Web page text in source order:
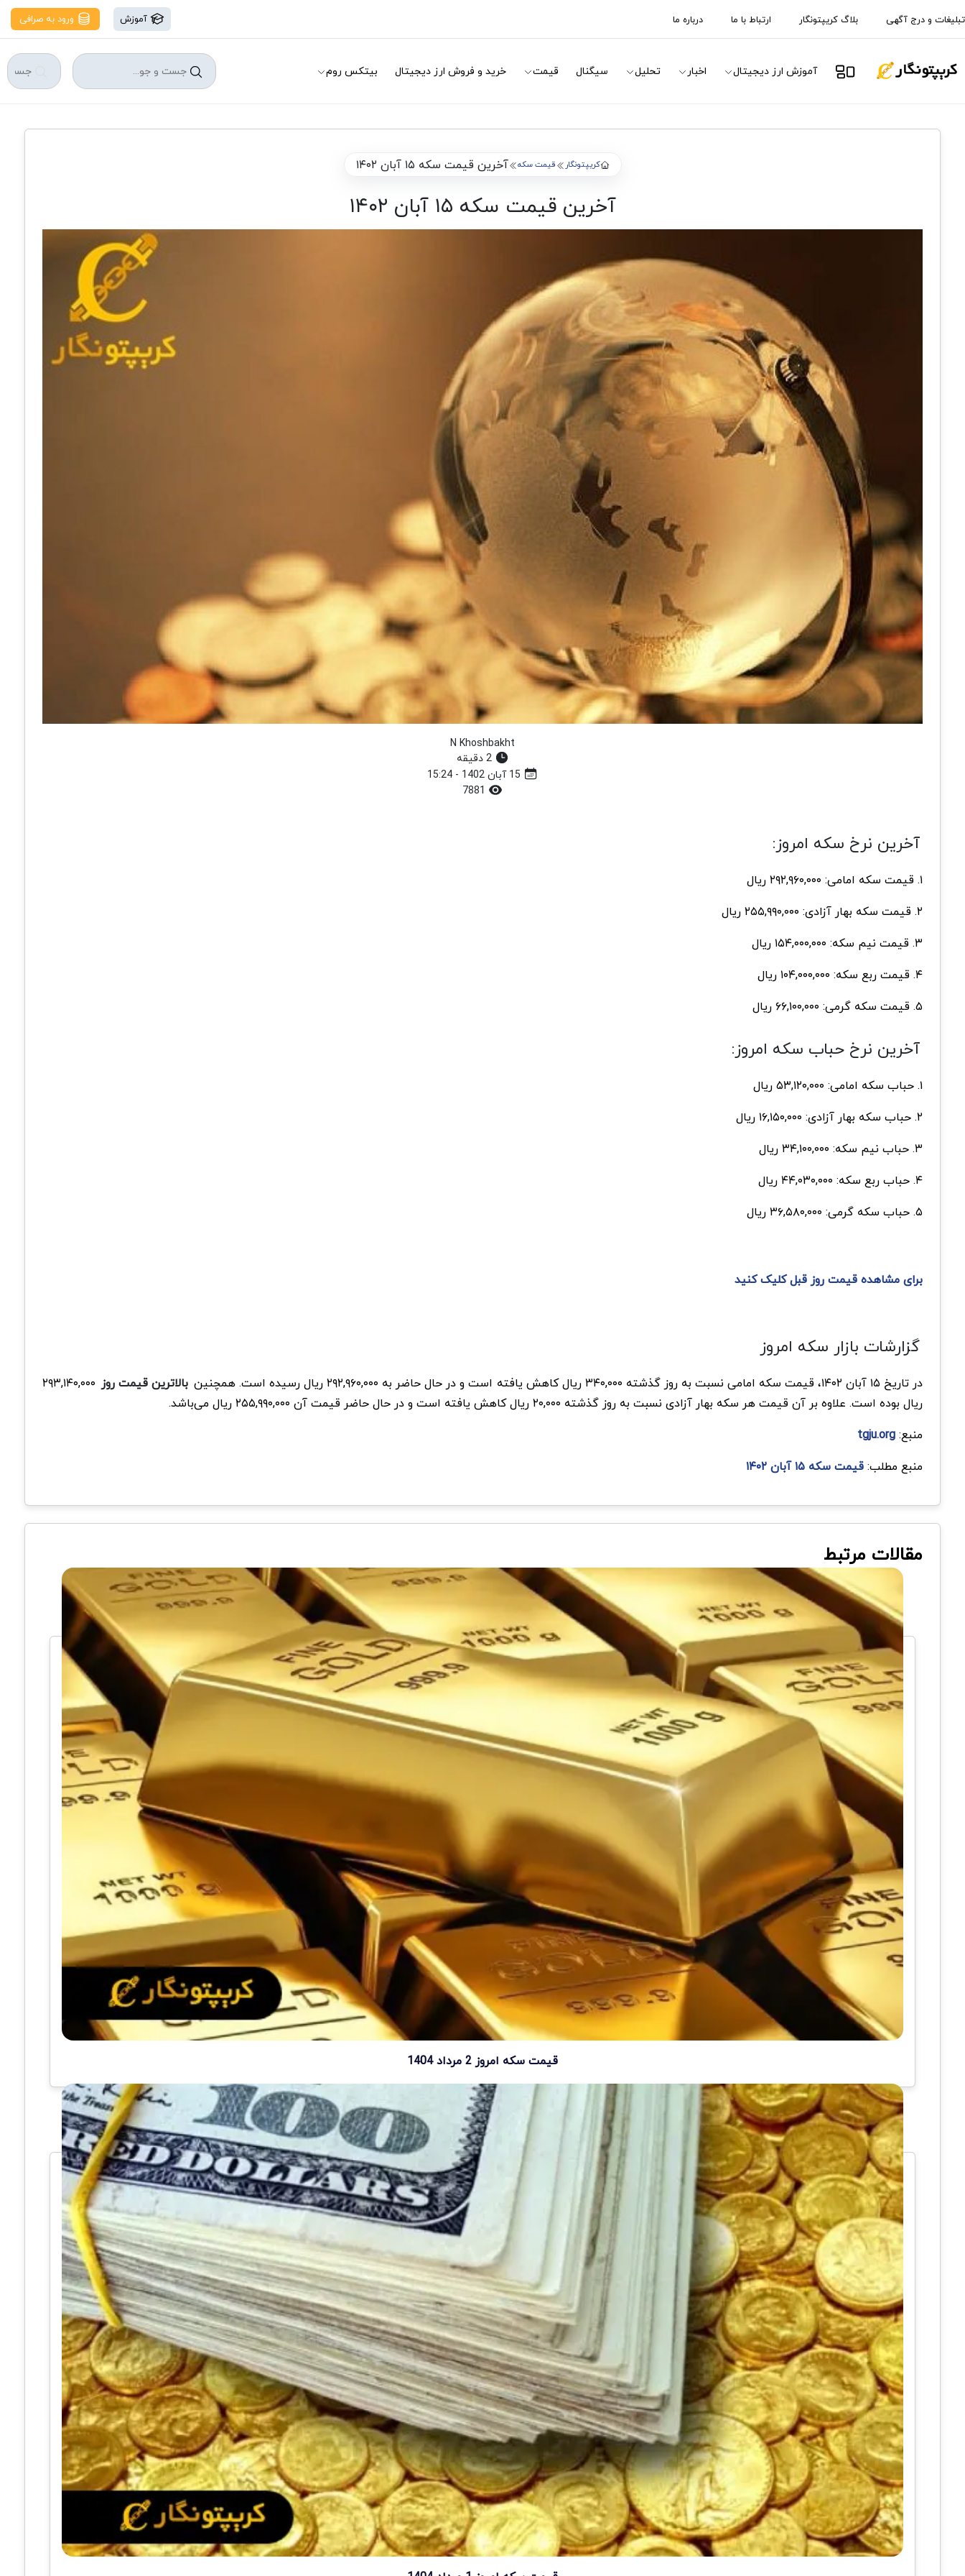
تبلیغات و درج آگهی بلاگ کریپتونگار ارتباط با ما درباره ما آموزش ورود به صرافی
آموزش ارز دیجیتال اخبار تحلیل سیگنال قیمت خرید و فروش ارز دیجیتال بیتکس روم
کریپتونگار قیمت سکه آخرین قیمت سکه ۱۵ آبان ۱۴۰۲
آخرین قیمت سکه ۱۵ آبان ۱۴۰۲
N Khoshbakht
2 دقیقه
آخرین نرخ سکه امروز:
۱. قیمت سکه امامی: ۲۹۲,۹۶۰,۰۰۰ ریال
۲. قیمت سکه بهار آزادی: ۲۵۵,۹۹۰,۰۰۰ ریال
۳. قیمت نیم سکه: ۱۵۴,۰۰۰,۰۰۰ ریال
۴. قیمت ربع سکه: ۱۰۴,۰۰۰,۰۰۰ ریال
۵. قیمت سکه گرمی: ۶۶,۱۰۰,۰۰۰ ریال
آخرین نرخ حباب سکه امروز:
۱. حباب سکه امامی: ۵۳,۱۲۰,۰۰۰ ریال
۲. حباب سکه بهار آزادی: ۱۶,۱۵۰,۰۰۰ ریال
۳. حباب نیم سکه: ۳۴,۱۰۰,۰۰۰ ریال
۴. حباب ربع سکه: ۴۴,۰۳۰,۰۰۰ ریال
۵. حباب سکه گرمی: ۳۶,۵۸۰,۰۰۰ ریال
برای مشاهده قیمت روز قبل کلیک کنید
گزارشات بازار سکه امروز
در تاریخ ۱۵ آبان ۱۴۰۲، قیمت سکه امامی نسبت به روز گذشته ۳۴۰,۰۰۰ ریال کاهش یافته است و در حال حاضر به ۲۹۲,۹۶۰,۰۰۰ ریال رسیده است. همچنین بالاترین قیمت روز ۲۹۳,۱۴۰,۰۰۰
ریال بوده است. علاوه بر آن قیمت هر سکه بهار آزادی نسبت به روز گذشته ۲۰,۰۰۰ ریال کاهش یافته است و در حال حاضر قیمت آن ۲۵۵,۹۹۰,۰۰۰ ریال می‌باشد.
منبع:tgju.org
منبع مطلب:قیمت سکه ۱۵ آبان ۱۴۰۲
مقالات مرتبط
قیمت سکه امروز 2 مرداد 1404